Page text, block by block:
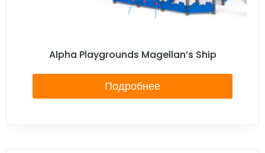
Alpha Playgrounds Magellan’s Ship
Подробнее